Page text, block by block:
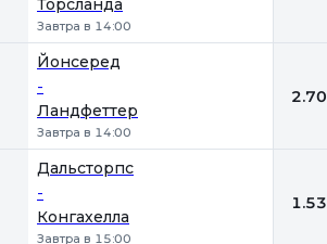
Торсланда
Завтра в 14:00
Йонсеред
-
Ландфеттер
Завтра в 14:00
2.70
Дальсторпс
-
Конгахелла
Завтра в 15:00
1.53